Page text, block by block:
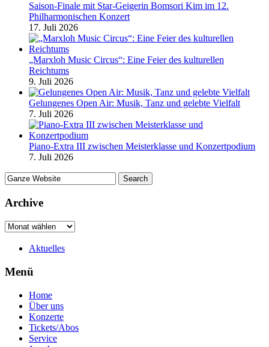
Saison-Finale mit Star-Geigerin Bomsori Kim im 12.
Philharmonischen Konzert
17. Juli 2026
„Marxloh Music Circus“: Eine Feier des kulturellen
Reichtums
9. Juli 2026
Gelungenes Open Air: Musik, Tanz und gelebte Vielfalt
7. Juli 2026
Piano-Extra III zwischen Meisterklasse und Konzertpodium
7. Juli 2026
Archive
Aktuelles
Menü
Home
Über uns
Konzerte
Tickets/Abos
Service